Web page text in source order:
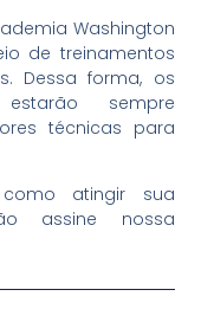
Washington
de treinamentos
Dessa forma, os
sempre
técnicas para
atingir sua
assine nossa